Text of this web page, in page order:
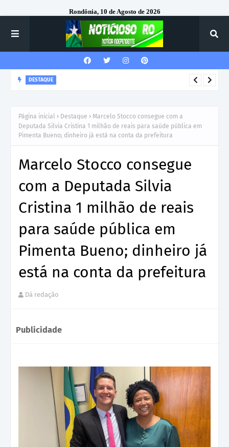
Rondônia, 10 de Agosto de 2026
DESTAQUE
Página inicial Destaque
Marcelo Stocco consegue com a
Deputada Silvia Cristina 1 milhão de reais para saúde pública em
Pimenta Bueno; dinheiro já está na conta da prefeitura
Marcelo Stocco consegue
com a Deputada Silvia
Cristina 1 milhão de reais
para saúde pública em
Pimenta Bueno; dinheiro já
está na conta da prefeitura
Dá redação
Publicidade